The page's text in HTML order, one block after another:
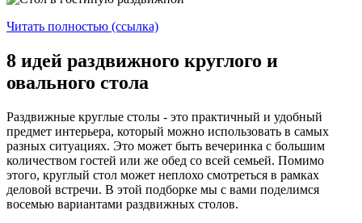
Читать полностью (ссылка)
8 идей раздвижного круглого и
овального стола
Раздвижные круглые столы - это практичный и удобный
предмет интерьера, который можно использовать в самых
разных ситуациях. Это может быть вечеринка с большим
количеством гостей или же обед со всей семьей. Помимо
этого, круглый стол может неплохо смотреться в рамках
деловой встречи. В этой подборке мы с вами поделимся
восемью вариантами раздвижных столов.